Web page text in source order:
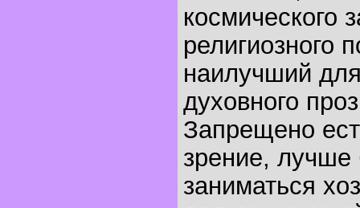
космического
религиозного
наилучший
духовного
Запрещено
зрение,
заниматься